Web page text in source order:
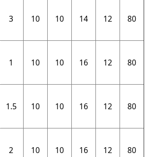
3 10 10 14 12 80
1 10 10 16 12 80
1.5 10 10 16 12 80
2 10 10 16 12 80